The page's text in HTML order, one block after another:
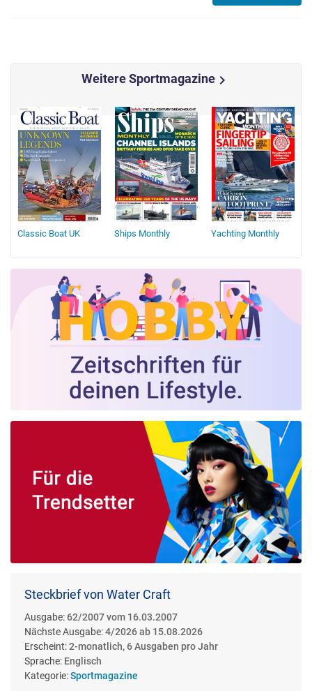
Weitere Sportmagazinechevron_right
Classic Boat UK Ships Monthly Yachting Monthly
Steckbrief von Water Craft
Ausgabe:62/2007 vom 16.03.2007
Nächste Ausgabe:4/2026 ab 15.08.2026
Erscheint:2-monatlich, 6 Ausgaben pro Jahr
Sprache: Englisch
Kategorie:Sportmagazine